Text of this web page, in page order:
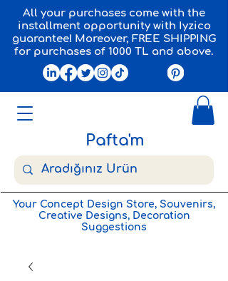
Pafta'm
All your purchases come with the
installment opportunity with Iyzico
guarantee! Moreover, FREE SHIPPING
for purchases of 1000 TL and above.
Your Concept Design Store, Souvenirs,
Creative Designs, Decoration
Suggestions